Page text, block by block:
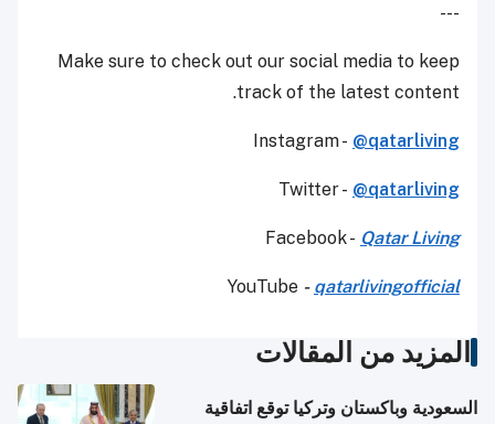
---
Make sure to check out our social media to keep
track of the latest content.
Instagram - @qatarliving
Twitter - @qatarliving
Facebook - Qatar Living
YouTube - qatarlivingofficial
المزيد من المقالات
السعودية وباكستان وتركيا توقع اتفاقية